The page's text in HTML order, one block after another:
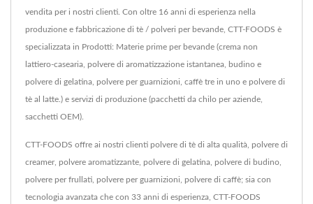
vendita per i nostri clienti. Con oltre 16 anni di esperienza nella
produzione e fabbricazione di tè / polveri per bevande, CTT-FOODS è
specializzata in Prodotti: Materie prime per bevande (crema non
lattiero-casearia, polvere di aromatizzazione istantanea, budino e
polvere di gelatina, polvere per guarnizioni, caffè tre in uno e polvere di
tè al latte.) e servizi di produzione (pacchetti da chilo per aziende,
sacchetti OEM).
CTT-FOODS offre ai nostri clienti polvere di tè di alta qualità, polvere di
creamer, polvere aromatizzante, polvere di gelatina, polvere di budino,
polvere per frullati, polvere per guarnizioni, polvere di caffè; sia con
tecnologia avanzata che con 33 anni di esperienza, CTT-FOODS